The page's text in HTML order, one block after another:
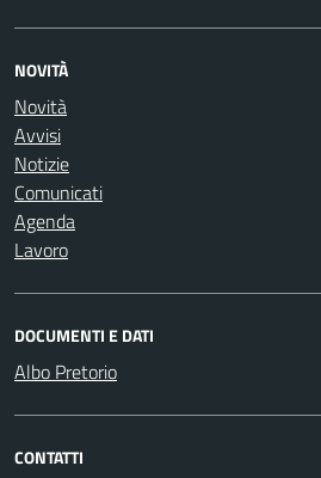
NOVITÀ
Novità
Avvisi
Notizie
Comunicati
Agenda
Lavoro
DOCUMENTI E DATI
Albo Pretorio
CONTATTI